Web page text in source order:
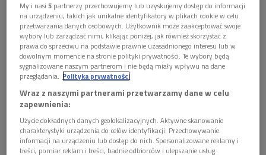
staremu
PRZECZYTAJ: Klasyka vs tradycja? Czas przełamać
bariery
W środę 11 grudnia w Ogólnokształcącej Szkole Muzycznej I i
II stopnia im. Henryka Wieniawskiego w Łodzi odbyły się
całodniowe warsztaty w ramach programu NIKiDW "Lekcje z
twórccą ludowym". Przez kilka godzin uczniowie OSM mieli
okazję uczyć się tradycyjnego sposobu gry na instrumentach
My i nasi5 partnerzy przechowujemy lub uzyskujemy dostęp do informacji
na urządzeniu, takich jak unikalne identyfikatory w plikach cookie w celu
przetwarzania danych osobowych. Użytkownik może zaakceptować swoje
wybory lub zarządzać nimi, klikając poniżej, jak również skorzystać z
prawa do sprzeciwu na podstawie prawnie uzasadnionego interesu lub w
dowolnym momencie na stronie polityki prywatności. Te wybory będą
sygnalizowane naszym partnerom i nie będą miały wpływu na dane
przeglądania. Polityka prywatności
Wraz z naszymi partnerami przetwarzamy dane w celu
zapewnienia:
Użycie dokładnych danych geolokalizacyjnych. Aktywne skanowanie
charakterystyki urządzenia do celów identyfikacji. Przechowywanie
informacji na urządzeniu lub dostęp do nich. Spersonalizowane reklamy i
treści, pomiar reklam i treści, badnie odbiorców i ulepszanie usług.